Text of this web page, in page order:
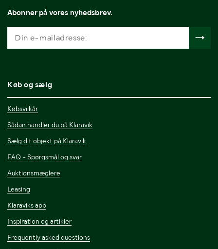
Abonner på vores nyhedsbrev.
Køb og sælg
Købsvilkår
Sådan handler du på Klaravik
Sælg dit objekt på Klaravik
FAQ - Spørgsmål og svar
Auktionsmæglere
Leasing
Klaraviks app
Inspiration og artikler
Frequently asked questions